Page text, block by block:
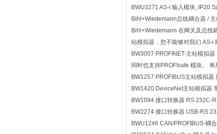
BWU3271 AS-i 输入模块, IP20
Bihl+Wiedemann总线耦合器 /
Bihl+Wiedemann 在网关及总线
站模拟器，您不能够对我们 AS-i
BW3057 PROFINET-主站模拟
同时也支持PROFIsafe 模块。
BW1257 PROFIBUS主站模拟
BW1420 DeviceNet主站模拟器
BW1094 接口转换器 RS 232C-
BW2274 接口转换器 USB-RS
BWU1246 CAN/PROFIBUS-耦